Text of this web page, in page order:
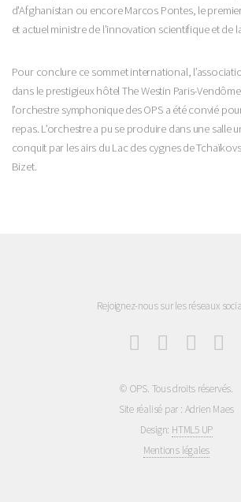
d'Afghanistan ou encore Marcos Pontes, le
et actuel ministre de l'innovation scientifique et de
Pour conclure ce sommet international,
dans le prestigieux hôtel The Westin Paris-
l’orchestre symphonique des OPS a été convié
repas. L’orchestre a pu se produire dans une salle
conquit par les airs du Lac des cygnes de
Bizet.
Rejoignez-nous sur les réseaux
© OPS. Tous droits réservés.
Site réalisé par : Adrien Maes
Design: HTML5 UP
Mentions légales